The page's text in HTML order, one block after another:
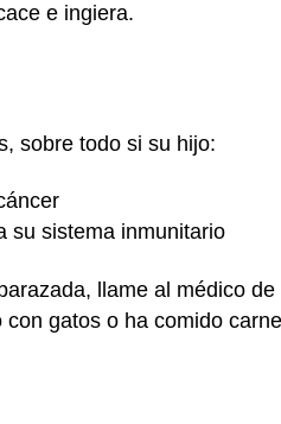
e ingiera.
sobre todo si su hijo:
su sistema inmunitario
llame al médico
gatos o ha comido